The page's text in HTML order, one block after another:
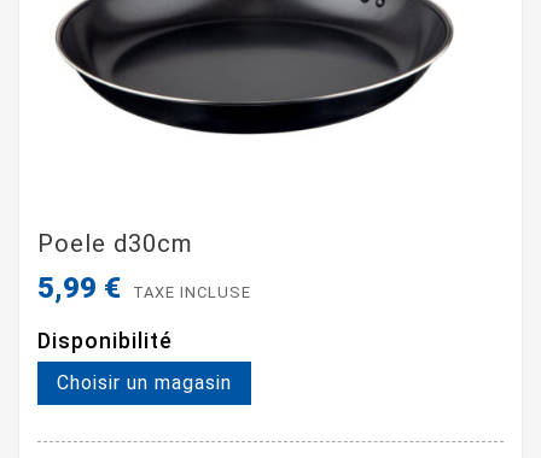
Poele d30cm
5,99 € TAXE INCLUSE
Disponibilité
Choisir un magasin